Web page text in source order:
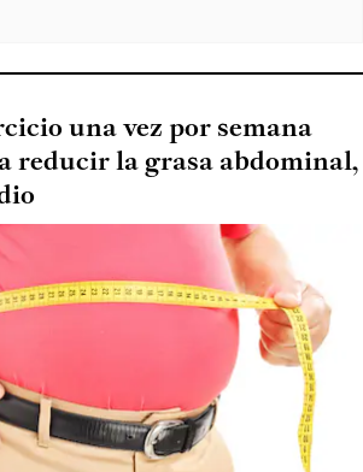
una vez por semana
reducir la grasa abdominal,